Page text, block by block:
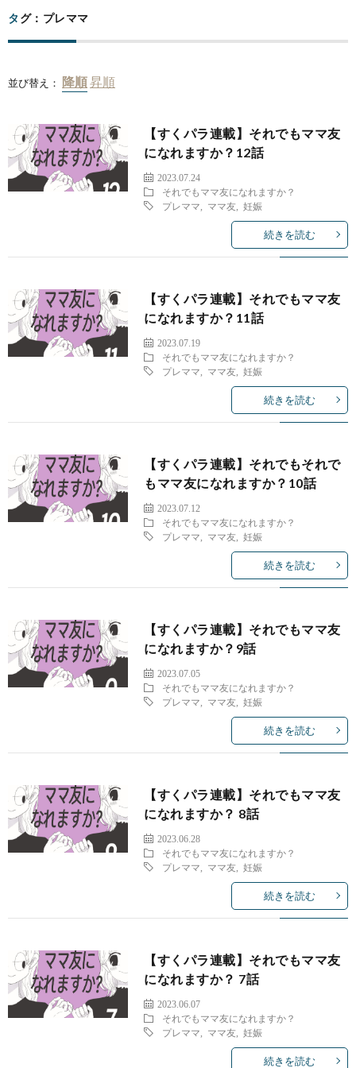
タグ：プレママ
並び替え：
【すくパラ連載】それでもママ友
になれますか？12話
2023.07.24
それでもママ友になれますか？
プレママ
ママ友 ,妊娠
続きを読む
【すくパラ連載】それでもママ友
になれますか？11話
2023.07.19
それでもママ友になれますか？
プレママ
ママ友 ,妊娠
続きを読む
【すくパラ連載】それでもそれで
もママ友になれますか？10話
2023.07.12
それでもママ友になれますか？
プレママ
ママ友 ,妊娠
続きを読む
【すくパラ連載】それでもママ友
になれますか？9話
2023.07.05
それでもママ友になれますか？
プレママ
ママ友 ,妊娠
続きを読む
【すくパラ連載】それでもママ友
になれますか？ 8話
2023.06.28
それでもママ友になれますか？
プレママ
ママ友 ,妊娠
続きを読む
【すくパラ連載】それでもママ友
になれますか？ 7話
2023.06.07
それでもママ友になれますか？
プレママ
ママ友 ,妊娠
続きを読む